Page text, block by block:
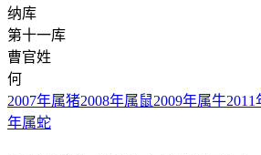
纳库
第十一库
曹官姓
何
2007年属猪2008年属鼠2009年属牛2011
年属蛇